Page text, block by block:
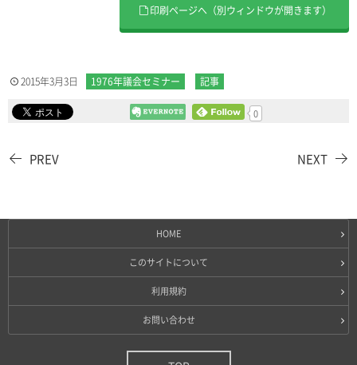
印刷ページへ（別ウィンドウが開きます）
2015年3月3日 1976年議会セミナー 記事
0
PREV NEXT
HOME
このサイトについて
利用規約
お問い合わせ